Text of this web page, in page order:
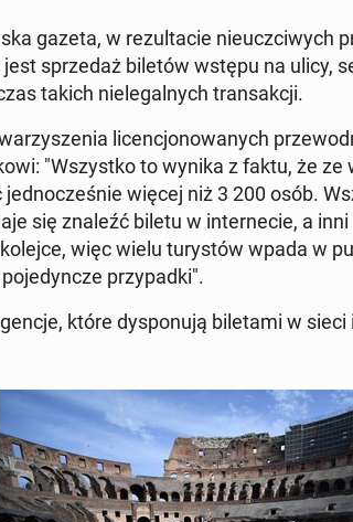
gazeta, w rezulta­cie nieucz­ci­wych
sprzedaż biletów wstępu na ulicy,
takich niele­gal­nych transakcji.
li­cencjonowanych
"Wszys­tko to wynika z faktu, że
więcej niż 3 200 osób.
się znaleźć biletu w in­ternecie, a
więc wielu tu­rys­tów wpada w
przy­pad­ki".
które dys­ponu­ją bile­ta­mi w sieci